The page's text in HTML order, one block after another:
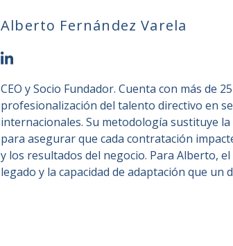
Alberto Fernández Varela
CEO y Socio Fundador. Cuenta con más de
profesionalización del talento directivo en
internacionales. Su metodología sustituye
para asegurar que cada contratación
y los resultados del negocio. Para Alberto,
legado y la capacidad de adaptación que un